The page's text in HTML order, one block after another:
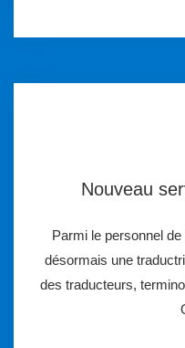
Nouveau
Parmi le personnel
désormais une
des traducteurs,